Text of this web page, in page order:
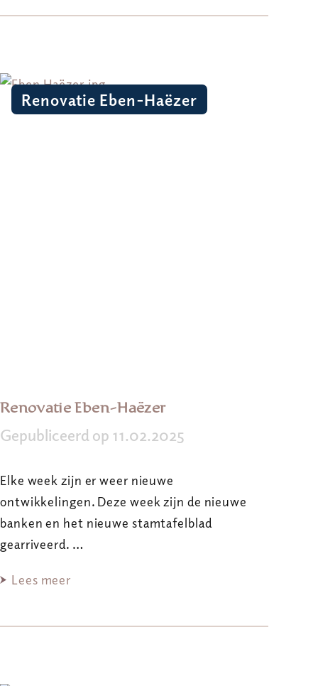
Renovatie Eben-Haëzer
Renovatie Eben-Haëzer
Gepubliceerd op 11.02.2025
Elke week zijn er weer nieuwe
ontwikkelingen. Deze week zijn de nieuwe
banken en het nieuwe stamtafelblad
gearriveerd. …
Lees meer